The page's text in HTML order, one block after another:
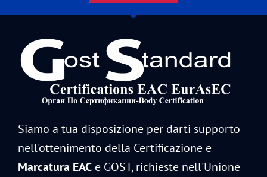
Siamo a tua disposizione per darti supporto
nell'ottenimento della Certificazione e
Marcatura EAC e GOST, richieste nell'Unione